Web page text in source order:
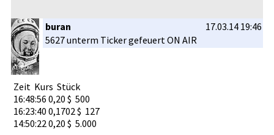
buran
17.03.14 19:46
5627 unterm Ticker gefeuert ON AIR
Zeit Kurs Stück­
16:48:56 0,20 $ 500
16:23:40 0,1702 $ 127
14:50:22 0,20 $ 5.000­